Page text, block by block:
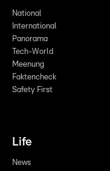
National
International
Panorama
Tech-World
Meenung
Faktencheck
Safety First
Life
News